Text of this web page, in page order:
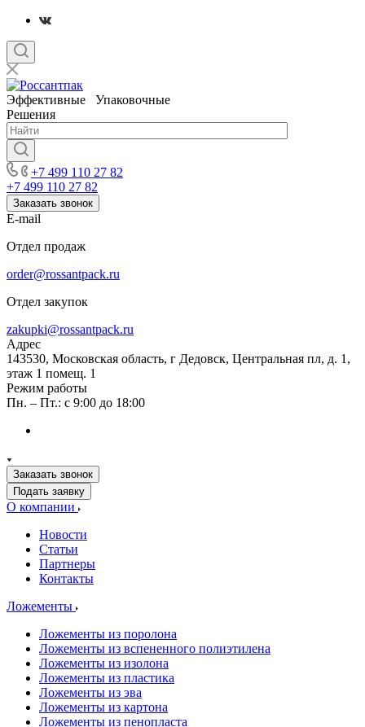
Эффективные Упаковочные
Решения
+7 499 110 27 82
+7 499 110 27 82
Заказать звонок
E-mail
Отдел продаж
order@rossantpack.ru
Отдел закупок
zakupki@rossantpack.ru
Адрес
143530, Московская область, г Дедовск, Центральная пл, д. 1,
этаж 1 помещ. 1
Режим работы
Пн. – Пт.: с 9:00 до 18:00
Заказать звонок
Подать заявку
О компании
Новости
Статьи
Партнеры
Контакты
Ложементы
Ложементы из поролона
Ложементы из вспененного полиэтилена
Ложементы из изолона
Ложементы из пластика
Ложементы из эва
Ложементы из картона
Ложементы из пенопласта